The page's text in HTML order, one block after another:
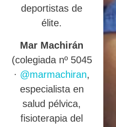
deportistas de
élite.
Mar Machirán
(colegiada nº 5045
· @marmachiran,
especialista en
salud pélvica,
fisioterapia del